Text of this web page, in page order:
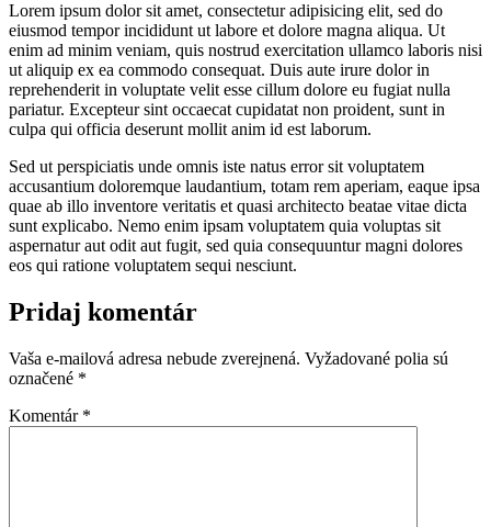
Lorem ipsum dolor sit amet, consectetur adipisicing elit, sed do
eiusmod tempor incididunt ut labore et dolore magna aliqua. Ut
enim ad minim veniam, quis nostrud exercitation ullamco laboris nisi
ut aliquip ex ea commodo consequat. Duis aute irure dolor in
reprehenderit in voluptate velit esse cillum dolore eu fugiat nulla
pariatur. Excepteur sint occaecat cupidatat non proident, sunt in
culpa qui officia deserunt mollit anim id est laborum.
Sed ut perspiciatis unde omnis iste natus error sit voluptatem
accusantium doloremque laudantium, totam rem aperiam, eaque ipsa
quae ab illo inventore veritatis et quasi architecto beatae vitae dicta
sunt explicabo. Nemo enim ipsam voluptatem quia voluptas sit
aspernatur aut odit aut fugit, sed quia consequuntur magni dolores
eos qui ratione voluptatem sequi nesciunt.
Pridaj komentár
Vaša e-mailová adresa nebude zverejnená. Vyžadované polia sú
označené *
Komentár *